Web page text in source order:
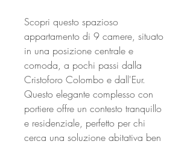
Scopri questo spazioso
appartamento di 9 camere, situato
in una posizione centrale e
comoda, a pochi passi dalla
Cristoforo Colombo e dall'Eur.
Questo elegante complesso con
portiere offre un contesto tranquillo
e residenziale, perfetto per chi
cerca una soluzione abitativa ben